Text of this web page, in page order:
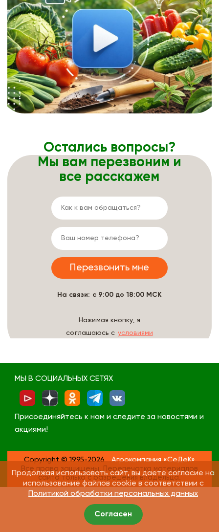
Остались вопросы?
Мы вам перезвоним и
все расскажем
На связи: с 9:00 до 18:00 МСК
Нажимая кнопку, я
соглашаюсь с условиями
МЫ В СОЦИАЛЬНЫХ СЕТЯХ
Присоединяйтесь к нам и следите за новостями и
акциями!
Copyright © 1995-2026
Агрокомпания «СеДеК»
Все права защищены. Перепечатка материалов
сайта только с разрешения владельца.
Продолжая использовать сайт, вы даете согласие на
использование файлов cookie в соответствии с
Политикой обработки персональных данных
Согласен